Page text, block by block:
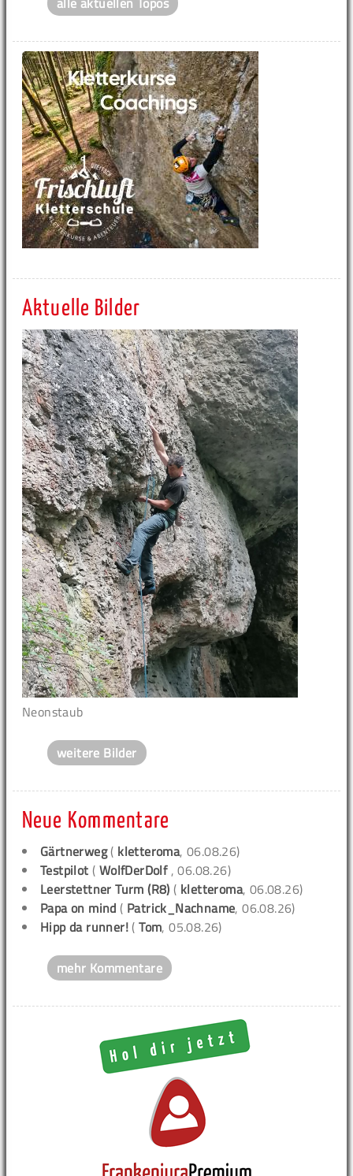
Aktuelle Bilder
Neonstaub
weitere Bilder
Neue Kommentare
Gärtnerweg( kletteroma, 06.08.26)
Testpilot ( WolfDerDolf , 06.08.26)
Leerstettner Turm (R8) ( kletteroma, 06.08.26)
Papa on mind ( Patrick_Nachname, 06.08.26)
Hipp da runner! (Tom, 05.08.26)
mehr Kommentare